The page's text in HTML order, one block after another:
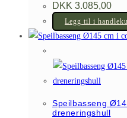
DKK 3.085,00
Legg til i
Speilbasseng
dreneringshull